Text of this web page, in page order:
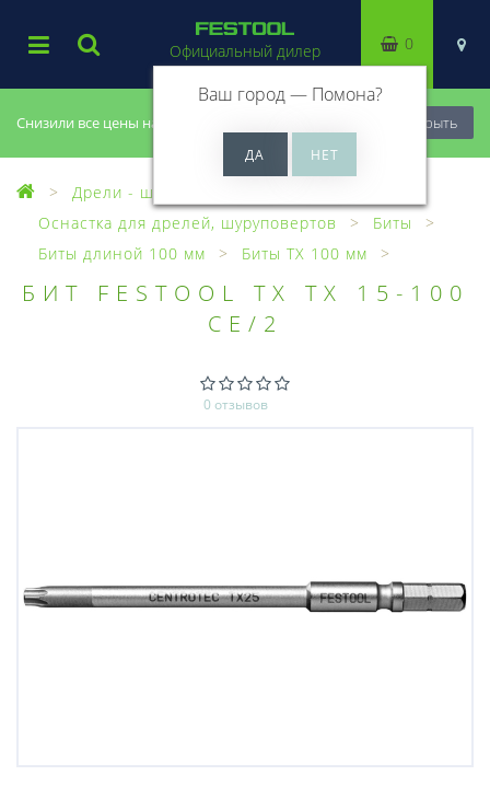
Снизили все цены на 20%, успей купить! Закрыть
Официальный дилер
Ваш город — Помона?
0
Дрели - шуруповерты
Оснастка для дрелей, шуруповертов
Биты
Биты длиной 100 мм
Биты TX 100 мм
БИТ FESTOOL TX TX 15-100
CE/2
0 отзывов